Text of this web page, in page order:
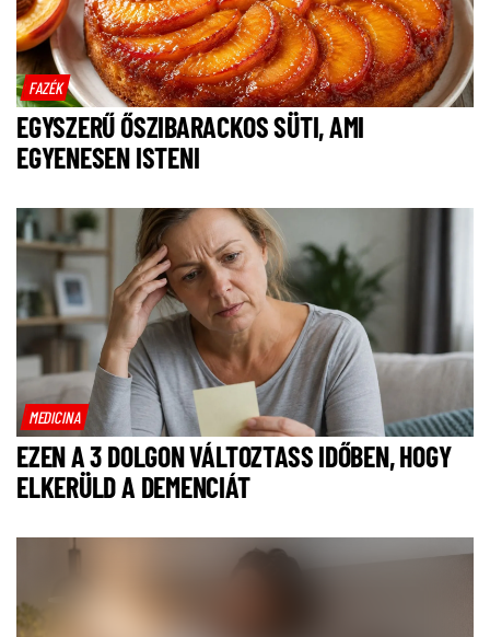
FAZÉK
EGYSZERŰ ŐSZIBARACKOS SÜTI, AMI
EGYENESEN ISTENI
MEDICINA
EZEN A 3 DOLGON VÁLTOZTASS IDŐBEN, HOGY
ELKERÜLD A DEMENCIÁT